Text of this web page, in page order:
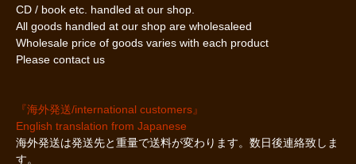
CD / book etc. handled at our shop.
All goods handled at our shop are wholesaleed
Wholesale price of goods varies with each product
Please contact us
『海外発送/international customers』
English translation from Japanese
海外発送は発送先と重量で送料が変わります。数日後連絡致しま
す。